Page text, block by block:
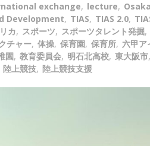
exchange, lecture, Osaka
Development, TIAS, TIAS 2.0,
カ, スポーツ, スポーツタレント発掘,
チャー, 体操, 保育園, 保育所, 六甲ア
園, 教育委員会, 明石北高校, 東大阪市,
陸上競技, 陸上競技支援